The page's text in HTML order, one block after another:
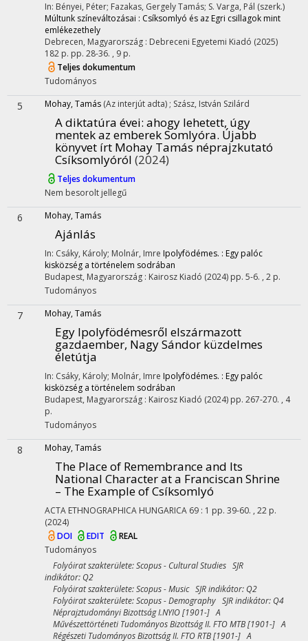
In: Bényei, Péter; Fazakas, Gergely Tamás; S. Varga, Pál (szerk.)
Múltunk színeváltozásai : Csíksomlyó és az Egri csillagok mint
emlékezethely
Debrecen, Magyarország : Debreceni Egyetemi Kiadó (2025)
182 p. pp. 28-36. , 9 p.
Teljes dokumentum
Tudományos
5 Mohay, Tamás (Az interjút adta) ; Szász, István Szilárd
A diktatúra évei: ahogy lehetett, úgy
mentek az emberek Somlyóra. Újabb
könyvet írt Mohay Tamás néprajzkutató
Csíksomlyóról (2024)
Teljes dokumentum
Nem besorolt jellegű
6 Mohay, Tamás
Ajánlás
In: Csáky, Károly; Molnár, Imre Ipolyfödémes. : Egy palóc
kisközség a történelem sodrában
Budapest, Magyarország : Kairosz Kiadó (2024) pp. 5-6. , 2 p.
Tudományos
7 Mohay, Tamás
Egy Ipolyfödémesről elszármazott
gazdaember, Nagy Sándor küzdelmes
életútja
In: Csáky, Károly; Molnár, Imre Ipolyfödémes. : Egy palóc
kisközség a történelem sodrában
Budapest, Magyarország : Kairosz Kiadó (2024) pp. 267-270. , 4
p.
Tudományos
8 Mohay, Tamás
The Place of Remembrance and Its
National Character at a Franciscan Shrine
– The Example of Csíksomlyó
ACTA ETHNOGRAPHICA HUNGARICA 69 : 1 pp. 39-60. , 22 p.
(2024)
DOI
EDIT
REAL
Tudományos
Folyóirat szakterülete: Scopus - Cultural Studies SJR
indikátor: Q2
Folyóirat szakterülete: Scopus - Music SJR indikátor: Q2
Folyóirat szakterülete: Scopus - Demography SJR indikátor: Q4
Néprajztudományi Bizottság I.NYIO [1901-] A
Művészettörténeti Tudományos Bizottság II. FTO MTB [1901-] A
Régészeti Tudományos Bizottság II. FTO RTB [1901-] A